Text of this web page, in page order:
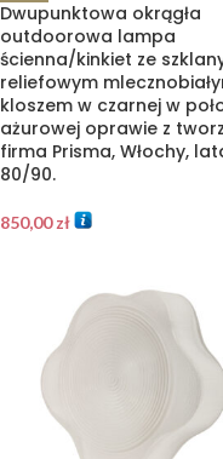
Dwupunktowa okrągła
outdoorowa lampa
ścienna/kinkiet ze
reliefowym
kloszem w czarnej w
ażurowej oprawie z
firma Prisma, Włochy,
80/90.
850,00zł